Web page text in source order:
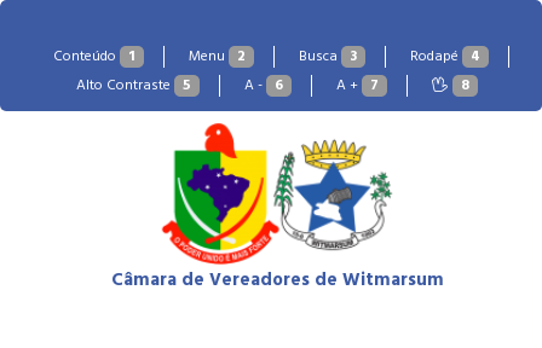
Conteúdo 1 Menu 2 Busca 3 Rodapé 4
Alto Contraste 5 A - 6 A + 7 8
Câmara de Vereadores de Witmarsum